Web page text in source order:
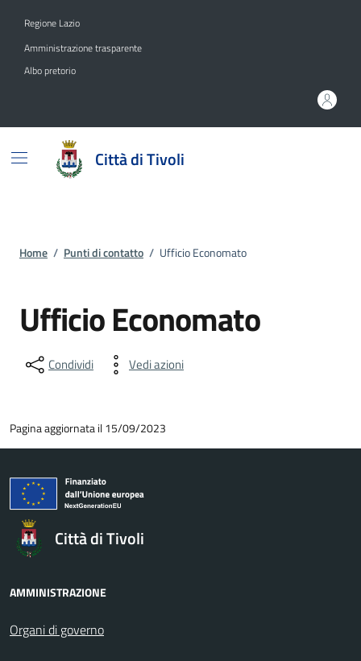
Regione Lazio
Amministrazione trasparente
Albo pretorio
Città di Tivoli
Home / Punti di contatto / Ufficio Economato
Ufficio Economato
Condividi Vedi azioni
Pagina aggiornata il 15/09/2023
Città di Tivoli
AMMINISTRAZIONE
Organi di governo